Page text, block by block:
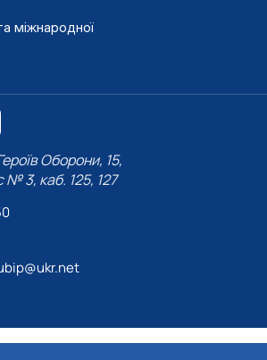
міжнародної
Оборони, 15,
3, каб. 125, 127